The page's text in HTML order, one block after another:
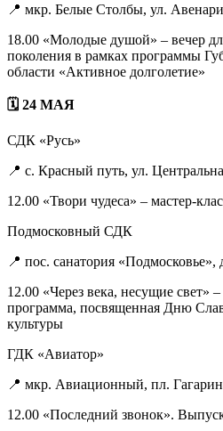
📍 мкр. Белые Столбы, ул.
18.00 «Молодые душой» – вечер
поколения в рамках программы
области «Активное долголетие»
🗓 24 МАЯ
СДК «Русь»
📍 с. Красный путь, ул.
12.00 «Твори чудеса» – мастер-
Подмосковный СДК
📍 пос. санатория «Подмосковье»,
12.00 «Через века, несущие свет»
программа, посвященная Дню
культуры
ГДК «Авиатор»
📍 мкр. Авиационный, пл.
12.00 «Последний звонок».